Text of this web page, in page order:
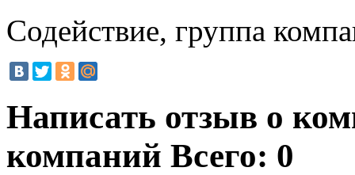
Содействие, группа
Написать отзыв о
компаний Всего: 0